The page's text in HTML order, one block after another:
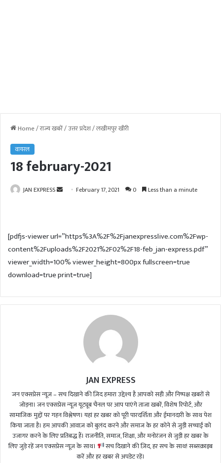
Home/राज्य खबरें/उत्तर प्रदेश/लखीमपुर खीरी
वायरल
18 february-2021
JAN EXPRESS
a
n
e
m
i
February 17, 2021 0 Less than a minute
[pdfjs-viewer url=”https%3A%2F%2Fjanexpresslive.com%2Fwp-
content%2Fuploads%2F2021%2F02%2F18-feb_jan-express.pdf”
viewer_width=100% viewer_height=800px fullscreen=true
download=true print=true]
JAN EXPRESS
जन एक्सप्रेस न्यूज़ – सच दिखाने की ज़िद हमारा उद्देश्य है आपको सही और निष्पक्ष खबरों से
जोड़ना। जन एक्सप्रेस न्यूज़ यूट्यूब चैनल पर आप पाएंगे ताजा खबरें, विशेष रिपोर्ट, और
सामाजिक मुद्दों पर गहन विश्लेषण। यहां हर खबर को पूरी पारदर्शिता और ईमानदारी के साथ पेश
किया जाता है। हम आपकी आवाज़ को बुलंद करने और समाज के हर कोने से जुड़ी सच्चाई को
उजागर करने के लिए प्रतिबद्ध हैं। राजनीति, समाज, शिक्षा, और मनोरंजन से जुड़ी हर खबर के
लिए जुड़े रहें जन एक्सप्रेस न्यूज़ के साथ।
सच दिखाने की ज़िद, हर सच के साथ! सब्सक्राइब
करें और हर खबर से अपडेट रहें।